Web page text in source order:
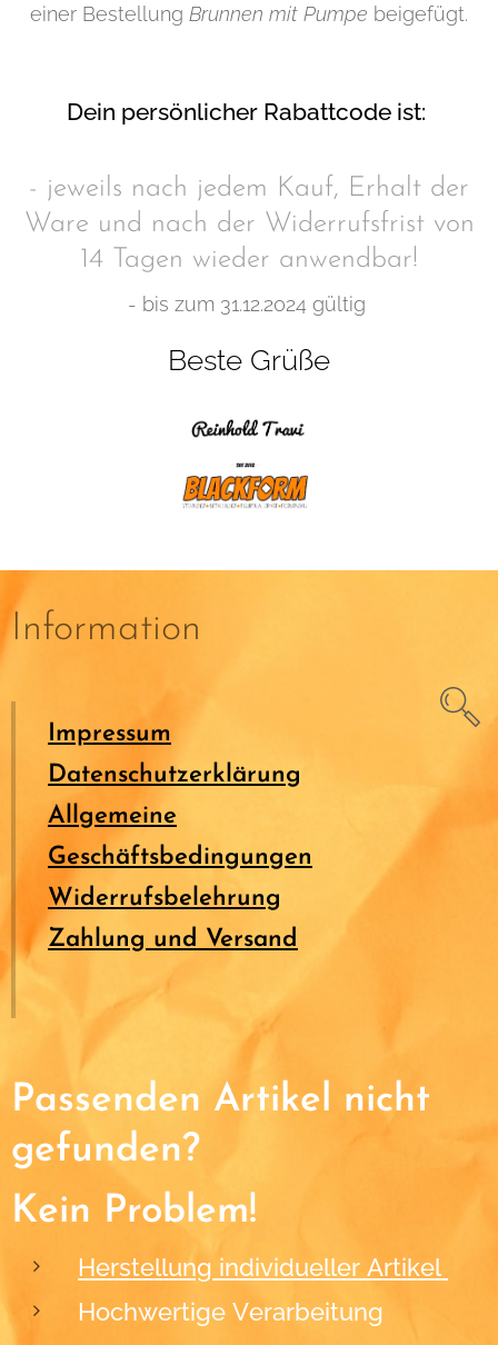
einer Bestellung Brunnen mit Pumpe beigefügt.
Dein persönlicher Rabattcode ist:
- jeweils nach jedem Kauf, Erhalt der
Ware und nach der Widerrufsfrist von
14 Tagen wieder anwendbar!
- bis zum 31.12.2024 gültig
Beste Grüße
Information
Impressum
Datenschutzerklärung
Allgemeine
Geschäftsbedingungen
Widerrufsbelehrung
Zahlung und Versand
Passenden Artikel nicht
gefunden?
Kein Problem!
Herstellung individueller Artikel
Hochwertige Verarbeitung